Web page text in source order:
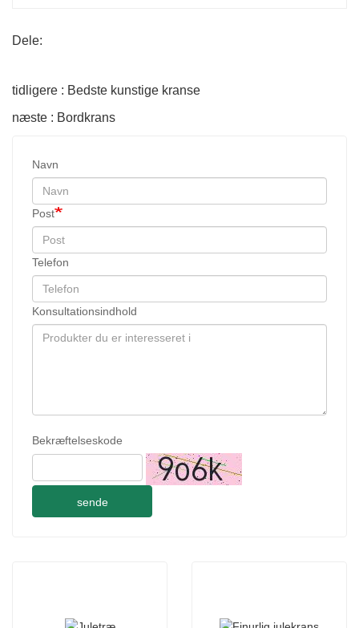
Dele:
tidligere : Bedste kunstige kranse
næste : Bordkrans
Navn
Post
Telefon
Konsultationsindhold
Bekræftelseskode
sende